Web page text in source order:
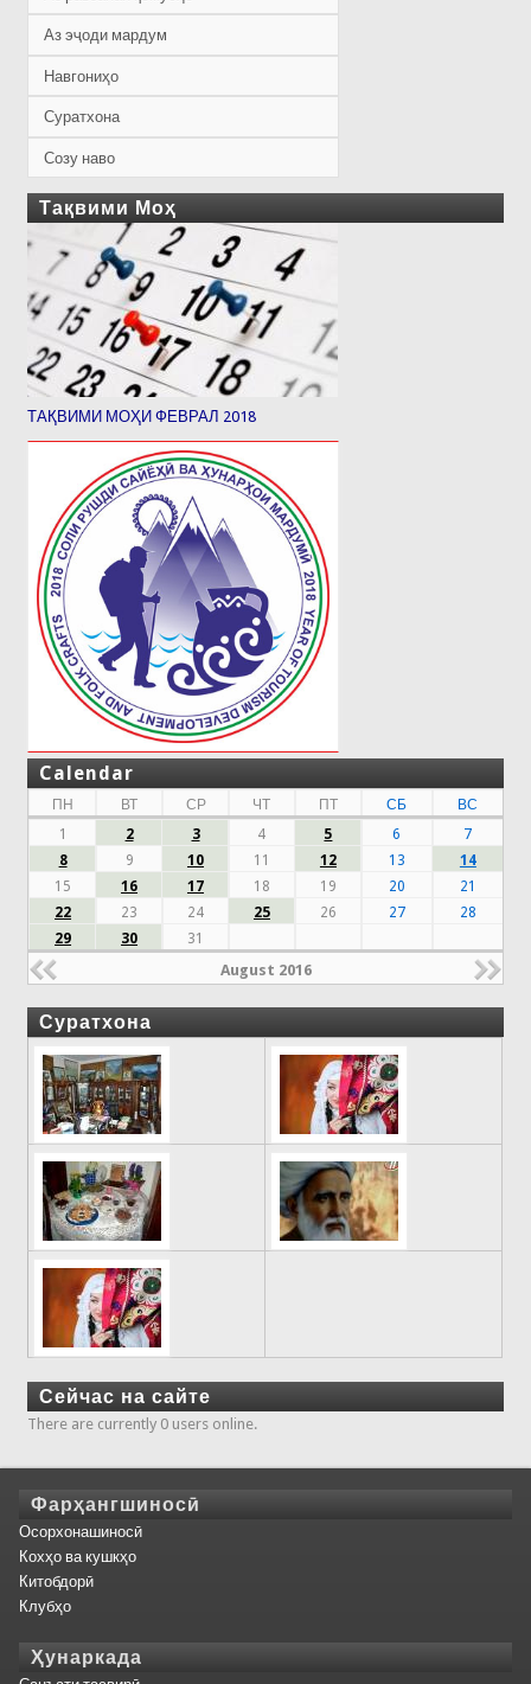
Аз эҷоди мардум
Навгониҳо
Суратхона
Созу наво
Тақвими Моҳ
ТАҚВИМИ МОҲИ ФЕВРАЛ 2018
Calendar
ПН ВТ СР ЧТ ПТ СБ
ВС
1
2 3 4 5 6
7
8
9 10 11 12 13
14
15
16 17 18 19 20
21
22
23 24 25 26 27
28
29
30 31
August 2016
Суратхона
Сейчас на сайте
There are currently 0 users online.
Фарҳангшиносӣ
Осорхонашиносӣ
Кохҳо ва кушкҳо
Китобдорӣ
Клубҳо
Ҳунаркада